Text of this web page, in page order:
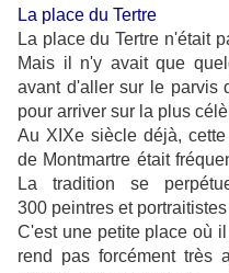
La place du Tertre
La place du Tertre n'était
Mais il n'y avait que
avant d'aller sur le parvis
pour arriver sur la plus
Au XIXe siècle déjà,
de Montmartre était
La tradition se
300 peintres et
C'est une petite place où
rend pas forcément très